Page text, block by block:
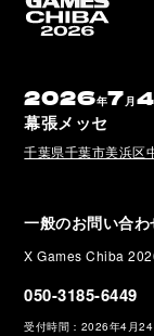
2026年7 月4
幕張メッセ
千葉県千葉市美浜区
一般のお問い合わ
X Games Chiba
050-3185-6449
受付時間：2026年4月